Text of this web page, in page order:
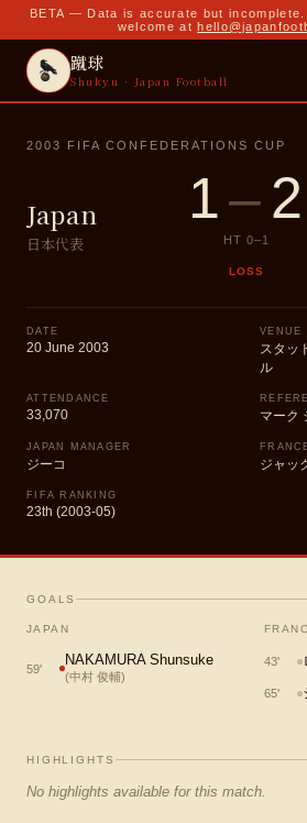
BETA — Data is accurate but
welcome at
蹴球
Shukyu · Japan Football
2003 FIFA CONFEDERATIONS CUP
Japan
日本代表
1–2
HT 0–1
LOSS
DATE
20 June 2003
VENUE
スタッ
ル
ATTENDANCE
33,070 マーク
JAPAN MANAGER
ジーコ ジャッ
FIFA RANKING
23th (2003-05)
GOALS
JAPAN
59'
NAKAMURA Shunsuke
(中村 俊輔)
43'
65'
HIGHLIGHTS
No highlights available for this match.